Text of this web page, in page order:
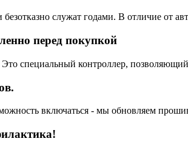
служат годами. В отличие от
перед покупкой
специальный контроллер, позволяющий
включаться - мы обновляем